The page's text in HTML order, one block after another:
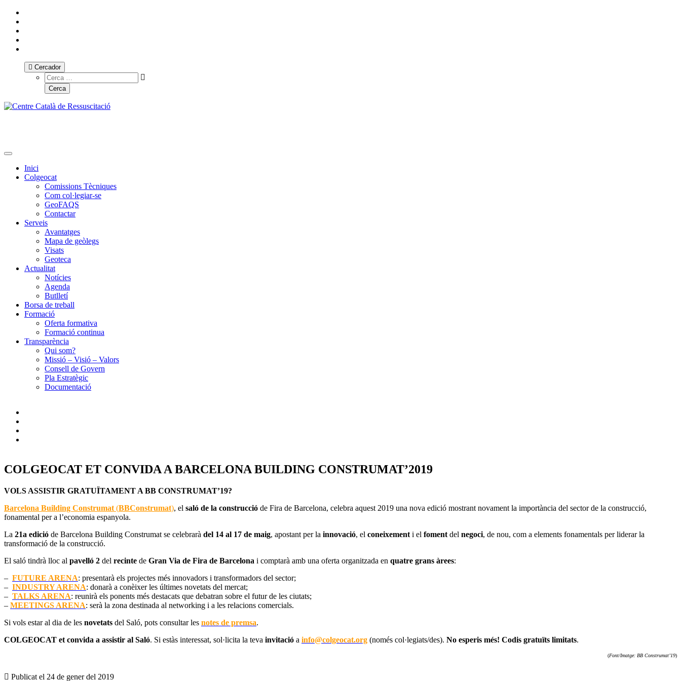
Cercador
Toggle navigation
Inici
Colgeocat
Comissions Tècniques
Com col·legiar-se
GeoFAQS
Contactar
Serveis
Avantatges
Mapa de geòlegs
Visats
Geoteca
Actualitat
Notícies
Agenda
Butlletí
Borsa de treball
Formació
Oferta formativa
Formació continua
Transparència
Qui som?
Missió – Visió – Valors
Consell de Govern
Pla Estratègic
Documentació
COLGEOCAT ET CONVIDA A BARCELONA BUILDING CONSTRUMAT’2019
VOLS ASSISTIR GRATUÏTAMENT A BB CONSTRUMAT’19?
Barcelona Building Construmat (BBConstrumat), el saló de la construcció de Fira de Barcelona, celebra aquest 2019 una nova edició mostrant novament la importància del sector de la construcció,
fonamental per a l’economia espanyola.
La 21a edició de Barcelona Building Construmat se celebrarà del 14 al 17 de maig, apostant per la innovació, el coneixement i el foment del negoci, de nou, com a elements fonamentals per liderar la
transformació de la construcció.
El saló tindrà lloc al pavelló 2 del recinte de Gran Via de Fira de Barcelona i comptarà amb una oferta organitzada en quatre grans àrees:
– FUTURE ARENA: presentarà els projectes més innovadors i transformadors del sector;
– INDUSTRY ARENA: donarà a conèixer les últimes novetats del mercat;
– TALKS ARENA: reunirà els ponents més destacats que debatran sobre el futur de les ciutats;
– MEETINGS ARENA: serà la zona destinada al networking i a les relacions comercials.
Si vols estar al dia de les novetats del Saló, pots consultar les notes de premsa.
COLGEOCAT et convida a assistir al Saló. Si estàs interessat, sol·licita la teva invitació a info@colgeocat.org (només col·legiats/des). No esperis més! Codis gratuïts limitats.
(Font/Imatge: BB Construmat’19)
Publicat el 24 de gener del 2019